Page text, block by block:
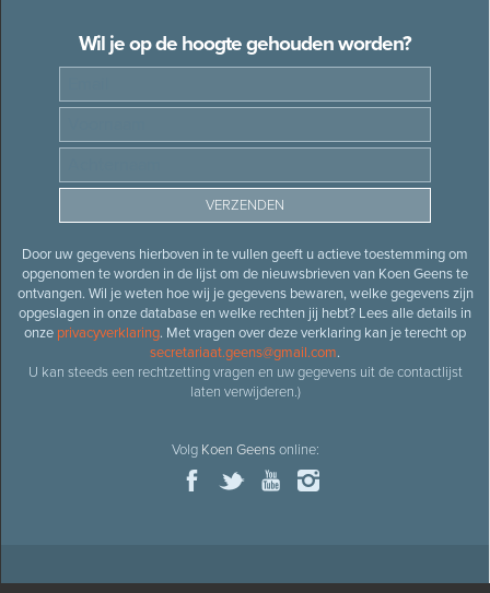
Wil je op de hoogte gehouden worden?
Door uw gegevens hierboven in te vullen geeft u actieve toestemming om
opgenomen te worden in de lijst om de nieuwsbrieven van Koen Geens te
ontvangen. Wil je weten hoe wij je gegevens bewaren, welke gegevens zijn
opgeslagen in onze database en welke rechten jij hebt? Lees alle details in
onze privacyverklaring. Met vragen over deze verklaring kan je terecht op
secretariaat.geens@gmail.com.
U kan steeds een rechtzetting vragen en uw gegevens uit de contactlijst
laten verwijderen.)
Volg Koen Geensonline: